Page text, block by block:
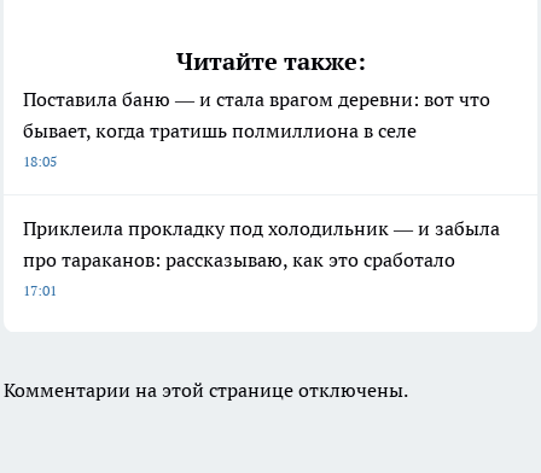
Читайте также:
Поставила баню — и стала врагом деревни: вот что
бывает, когда тратишь полмиллиона в селе
18:05
Приклеила прокладку под холодильник — и забыла
про тараканов: рассказываю, как это сработало
17:01
Комментарии на этой странице отключены.